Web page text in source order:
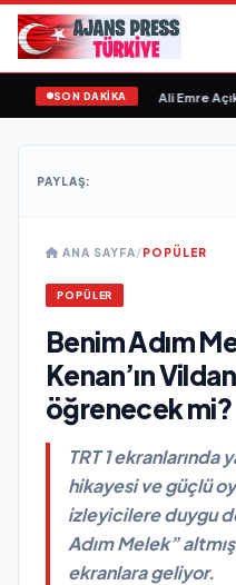
SON DAKİKA
“ yayımlandı Ali Emre
PAYLAŞ:
ANA SAYFA/POPÜLER
POPÜLER
Benim Adım
Kenan’ın
öğrenecek mi?
TRT 1 ekranlarında
hikayesi ve güçlü
izleyicilere duygu
Adım Melek”
ekranlara geliyor.